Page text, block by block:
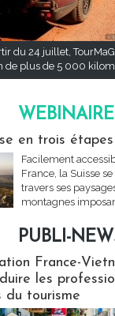
du 24 juillet,
de plus de 5 000
en trois étapes
Facilement
France, la Suisse
travers ses
montagnes
PUBLI-
France-
les
du tourisme